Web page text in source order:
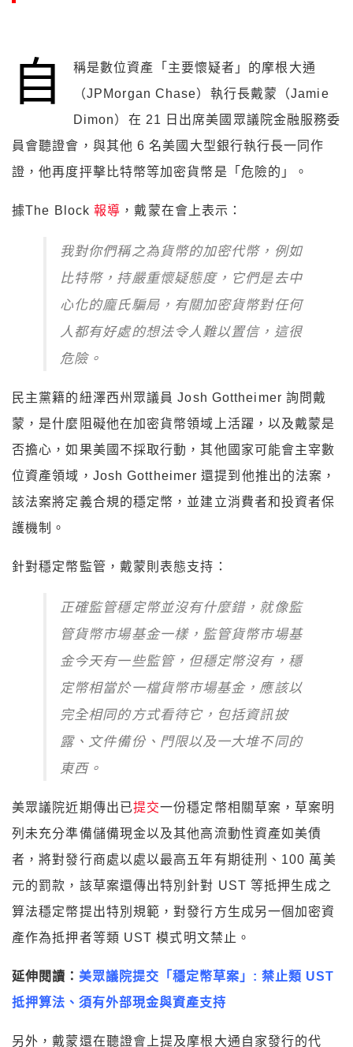
自
稱是數位資產「主要懷疑者」的摩根大通
（JPMorgan Chase）執行長戴蒙（Jamie
Dimon）在 21 日出席美國眾議院金融服務委
員會聽證會，與其他 6 名美國大型銀行執行長一同作
證，他再度抨擊比特幣等加密貨幣是「危險的」。
據The Block報導 ，戴蒙在會上表示：
我對你們稱之為貨幣的加密代幣，例如
比特幣，持嚴重懷疑態度，它們是去中
心化的龐氏騙局，有關加密貨幣對任何
人都有好處的想法令人難以置信，這很
危險。
民主黨籍的紐澤西州眾議員 Josh Gottheimer 詢問戴
蒙，是什麼阻礙他在加密貨幣領域上活躍，以及戴蒙是
否擔心，如果美國不採取行動，其他國家可能會主宰數
位資產領域，Josh Gottheimer 還提到他推出的法案，
該法案將定義合規的穩定幣，並建立消費者和投資者保
護機制。
針對穩定幣監管，戴蒙則表態支持：
正確監管穩定幣並沒有什麼錯，就像監
管貨幣市場基金一樣，監管貨幣市場基
金今天有一些監管，但穩定幣沒有，穩
定幣相當於一檔貨幣市場基金，應該以
完全相同的方式看待它，包括資訊披
露、文件備份、門限以及一大堆不同的
東西。
美眾議院近期傳出已提交一份穩定幣相關草案，草案明
列未充分準備儲備現金以及其他高流動性資產如美債
者，將對發行商處以處以最高五年有期徒刑、100 萬美
元的罰款，該草案還傳出特別針對 UST 等抵押生成之
算法穩定幣提出特別規範，對發行方生成另一個加密資
產作為抵押者等類 UST 模式明文禁止。
延伸閱讀： 美眾議院提交「穩定幣草案」: 禁止類 UST
抵押算法、須有外部現金與資產支持
另外，戴蒙還在聽證會上提及摩根大通自家發行的代